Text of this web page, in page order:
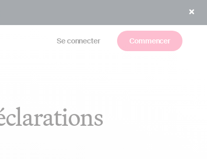
Se connecter Commencer